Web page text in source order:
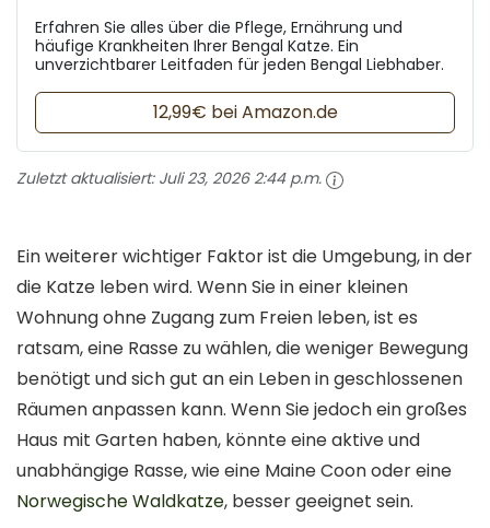
Erfahren Sie alles über die Pflege, Ernährung und
häufige Krankheiten Ihrer Bengal Katze. Ein
unverzichtbarer Leitfaden für jeden Bengal Liebhaber.
12,99€ bei Amazon.de
Zuletzt aktualisiert: Juli 23, 2026 2:44 p.m.
Ein weiterer wichtiger Faktor ist die Umgebung, in der
die Katze leben wird. Wenn Sie in einer kleinen
Wohnung ohne Zugang zum Freien leben, ist es
ratsam, eine Rasse zu wählen, die weniger Bewegung
benötigt und sich gut an ein Leben in geschlossenen
Räumen anpassen kann. Wenn Sie jedoch ein großes
Haus mit Garten haben, könnte eine aktive und
unabhängige Rasse, wie eine Maine Coon oder eine
Norwegische Waldkatze, besser geeignet sein.